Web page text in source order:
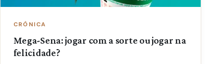
CRÔNICA
Mega-Sena: jogar com a sorte ou jogar na
felicidade?